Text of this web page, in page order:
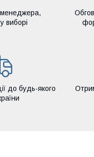
менеджера,
виборі
до будь-якого